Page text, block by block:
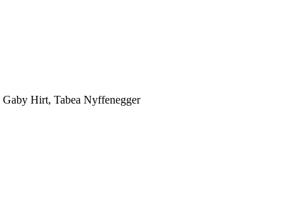
Hirt, Tabea Nyffenegger